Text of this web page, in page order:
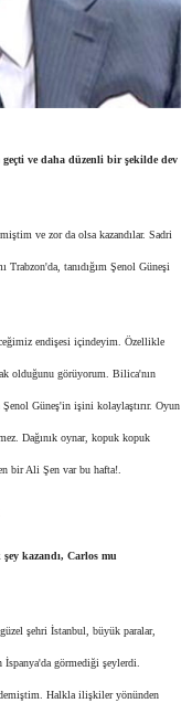
ve daha düzenli bir şekilde dev
ve zor da olsa kazandılar. Sadri
Trabzon'da, tanıdığım Şenol Güneşi
endişesi içindeyim. Özellikle
olduğunu görüyorum. Bilica'nın
Güneş'in işini kolaylaştırır. Oyun
Dağınık oynar, kopuk kopuk
bir Ali Şen var bu hafta!.
kazandı, Carlos mu
şehri İstanbul, büyük paralar,
İspanya'da görmediği şeylerdi.
Halkla ilişkiler yönünden